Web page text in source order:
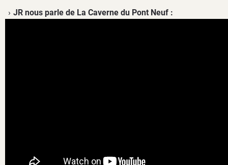
JR nous parle de La Caverne du Pont Neuf :